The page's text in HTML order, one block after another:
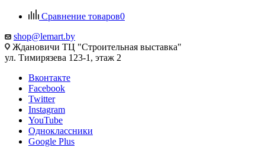
Сравнение товаров0
shop@lemart.by
Ждановичи ТЦ "Строительная выставка"
ул. Тимирязева 123-1, этаж 2
Вконтакте
Facebook
Twitter
Instagram
YouTube
Одноклассники
Google Plus